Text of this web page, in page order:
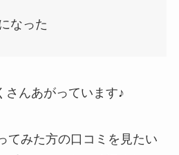
なった
さんあがっています♪
てみた方の口コミを見たい